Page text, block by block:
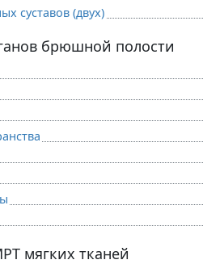
суставов (двух)
брюшной полости
мягких тканей